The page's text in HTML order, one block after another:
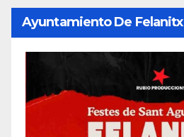
Ayuntamiento De Felanitx